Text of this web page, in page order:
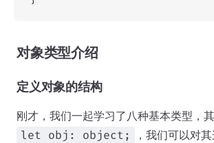
对象类型介绍
定义对象的结构
刚才，我们一起学习了八种基本类型，
let obj: object;
，我们可以对